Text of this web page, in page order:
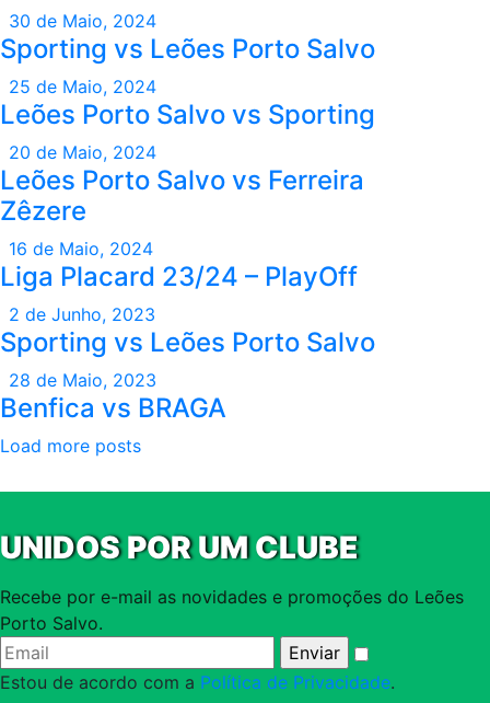
30 de Maio, 2024
Sporting vs Leões Porto Salvo
25 de Maio, 2024
Leões Porto Salvo vs Sporting
20 de Maio, 2024
Leões Porto Salvo vs Ferreira
Zêzere
16 de Maio, 2024
Liga Placard 23/24 – PlayOff
2 de Junho, 2023
Sporting vs Leões Porto Salvo
28 de Maio, 2023
Benfica vs BRAGA
Load more posts
UNIDOS POR UM CLUBE
Recebe por e-mail as novidades e promoções do Leões
Porto Salvo.
Estou de acordo com a Política de Privacidade.